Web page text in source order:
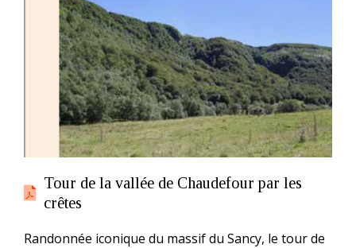
Tour de la vallée de Chaudefour par les
crêtes
Randonnée iconique du massif du Sancy, le tour de